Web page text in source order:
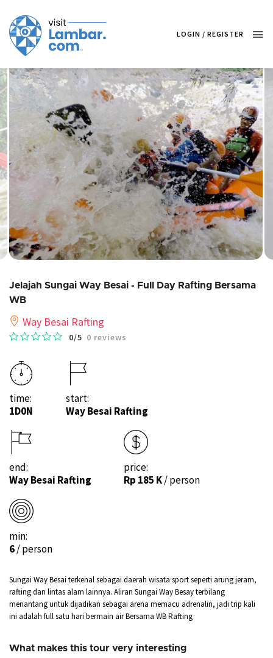
LOGIN / REGISTER
OVERVIEW ITINERARY
AVAILABILITIES
Jelajah Sungai Way Besai - Full Day Rafting Bersama
WB
Way Besai Rafting
0/5 0 reviews
time:
1D0N
start:
Way Besai Rafting
end:
Way Besai Rafting
price:
Rp 185 K/ person
min:
6/ person
Sungai Way Besai terkenal sebagai daerah wisata sport seperti arung jeram,
rafting dan lintas alam lainnya. Aliran Sungai Way Besay terbilang
menantang untuk dijadikan sebagai arena memacu adrenalin, jadi trip kali
ini adalah full satu hari bermain air Bersama WB Rafting
What makes this tour very interesting